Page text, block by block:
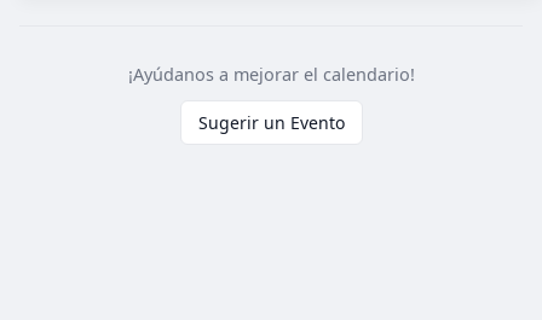
¡Ayúdanos a mejorar el calendario!
Sugerir un Evento